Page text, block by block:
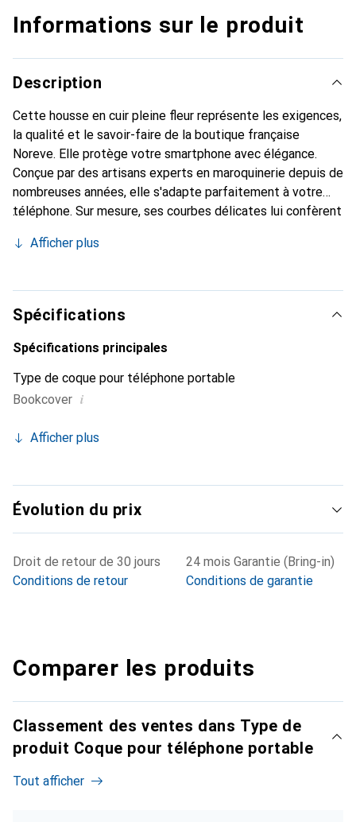
Informations sur le produit
Description
Cette housse en cuir pleine fleur représente les exigences,
la qualité et le savoir-faire de la boutique française
Noreve. Elle protège votre smartphone avec élégance.
Conçue par des artisans experts en maroquinerie depuis de
nombreuses années, elle s'adapte parfaitement à votre
téléphone. Sur mesure, ses courbes délicates lui confèrent
et indispensable pour votre smartphone. Reconnu
marque Noreve est un choix sûr pour une clientèle
exigeante.
Afficher plus
Spécifications
Spécifications principales
Type de coque pour téléphone portable
Bookcover i
Afficher plus
Évolution du prix
Droit de retour de 30 jours
Conditions de retour
24 mois Garantie (Bring-in)
Conditions de garantie
Comparer les produits
Classement des ventes dans Type de
produit Coque pour téléphone portable
Tout afficher